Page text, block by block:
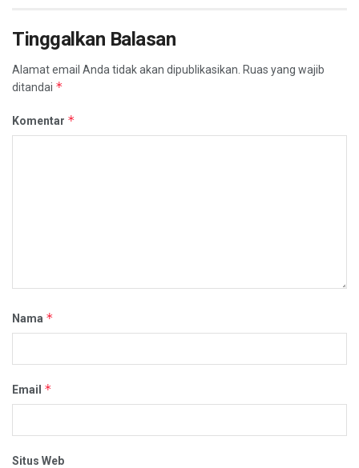
Tinggalkan Balasan
Alamat email Anda tidak akan dipublikasikan. Ruas yang wajib
ditandai *
Komentar *
Nama *
Email *
Situs Web